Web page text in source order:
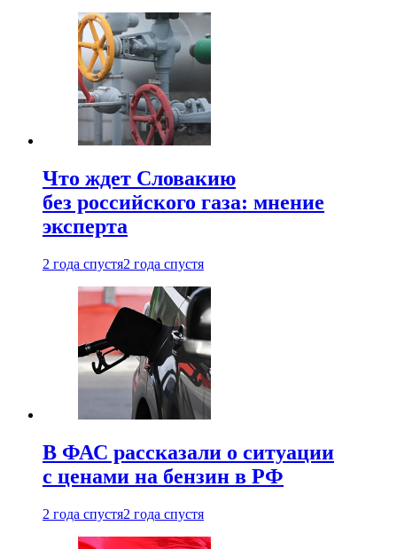
Что ждет Словакию
без российского газа: мнение
эксперта
2 года спустя2 года спустя
В ФАС рассказали о ситуации
с ценами на бензин в РФ
2 года спустя2 года спустя